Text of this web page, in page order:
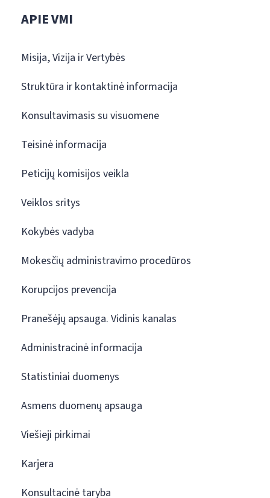
APIE VMI
Misija, Vizija ir Vertybės
Struktūra ir kontaktinė informacija
Konsultavimasis su visuomene
Teisinė informacija
Peticijų komisijos veikla
Veiklos sritys
Kokybės vadyba
Mokesčių administravimo procedūros
Korupcijos prevencija
Pranešėjų apsauga. Vidinis kanalas
Administracinė informacija
Statistiniai duomenys
Asmens duomenų apsauga
Viešieji pirkimai
Karjera
Konsultacinė taryba